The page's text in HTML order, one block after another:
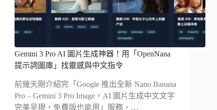
Gemini 3 Pro AI 圖片生成神器！用「OpenNana
提示詞圖庫」找靈感與中文指令
前幾天剛介紹完「Google 推出全新 Nano Banana
Pro – Gemini 3 Pro Image，AI 圖片生成中文文字
完美呈現，免費版也能用」服務，…